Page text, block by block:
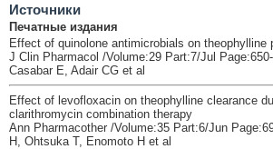
Источники
Печатные издания
Effect of quinolone antimicrobials on theophylline
J Clin Pharmacol /Volume:29 Part:7/Jul
Casabar E, Adair CG et al
Effect of levofloxacin on theophylline clearance
clarithromycin combination therapy
Ann Pharmacother /Volume:35 Part:6/Jun
H, Ohtsuka T, Enomoto H et al